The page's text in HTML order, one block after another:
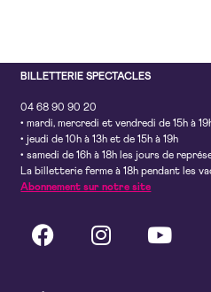
BILLETTERIE SPECTACLES
04 68 90 90 20
• mardi, mercredi et vendredi de 15h à
• jeudi de 10h à 13h et de 15h à 19h
• samedi de 16h à 18h les jours de
La billetterie ferme à 18h pendant les
Abonnement sur notre site